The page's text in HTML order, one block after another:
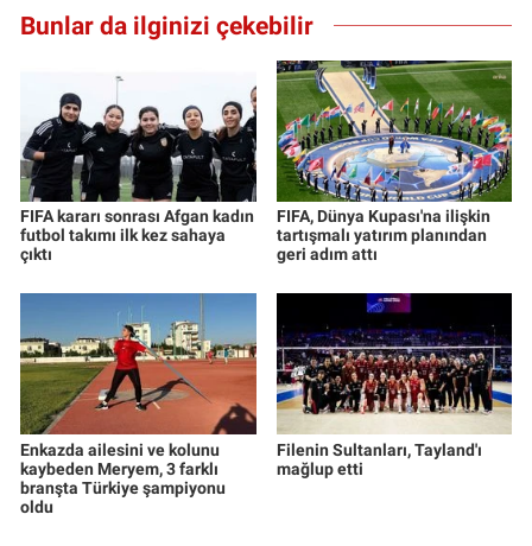
Bunlar da ilginizi çekebilir
FIFA kararı sonrası Afgan kadın
futbol takımı ilk kez sahaya
çıktı
FIFA, Dünya Kupası'na ilişkin
tartışmalı yatırım planından
geri adım attı
Enkazda ailesini ve kolunu
kaybeden Meryem, 3 farklı
branşta Türkiye şampiyonu
oldu
Filenin Sultanları, Tayland'ı
mağlup etti
Yerel Yaşam
Canlı Yayın